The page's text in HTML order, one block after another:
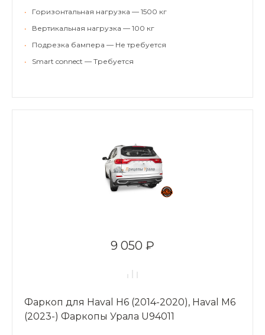
•
Горизонтальная нагрузка — 1500 кг
•
Вертикальная нагрузка — 100 кг
•
Подрезка бампера — Не требуется
•
Smart connect — Требуется
9 050 ₽
Фаркоп для Haval H6 (2014-2020), Haval M6
(2023-) Фаркопы Урала U94011